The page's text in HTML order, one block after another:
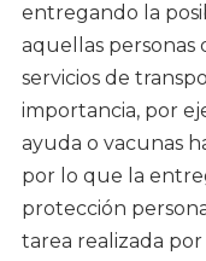
entregando la
aquellas personas
servicios de
importancia, por
ayuda o vacunas
por lo que la
protección
tarea realizada por